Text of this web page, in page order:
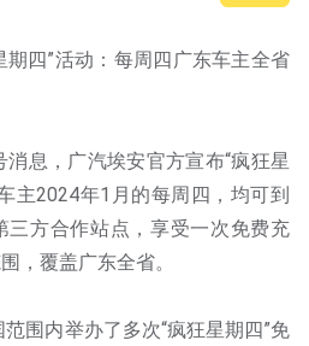
期四”活动：每周四广东车主全省
息，广汽埃安官方宣布“疯狂星
主2024年1月的每周四，均可到
三方合作站点，享受一次免费充
，覆盖广东全省。
围内举办了多次“疯狂星期四”免